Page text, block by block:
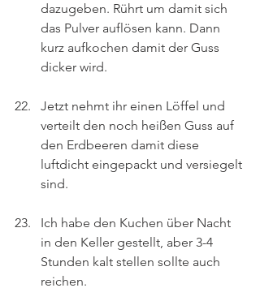
dazugeben. Rührt um damit sich
das Pulver auflösen kann. Dann
kurz aufkochen damit der Guss
dicker wird.
Jetzt nehmt ihr einen Löffel und
verteilt den noch heißen Guss auf
den Erdbeeren damit diese
luftdicht eingepackt und versiegelt
sind.
Ich habe den Kuchen über Nacht
in den Keller gestellt, aber 3-4
Stunden kalt stellen sollte auch
reichen.